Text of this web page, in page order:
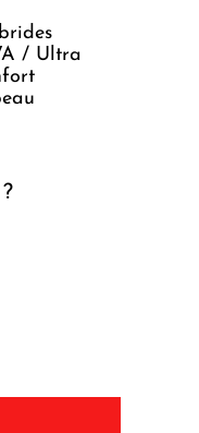
/ Ultra